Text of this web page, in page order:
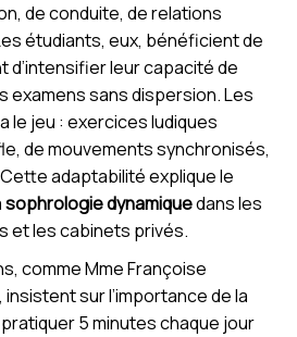
de conduite, de relations
étudiants, eux, bénéficient de
leur capacité de
examens sans dispersion. Les
le jeu : exercices ludiques
de mouvements synchronisés,
adaptabilité explique le
sophrologie dynamiquedans les
et les cabinets privés.
comme Mme Françoise
sur l’importance de la
5 minutes chaque jour